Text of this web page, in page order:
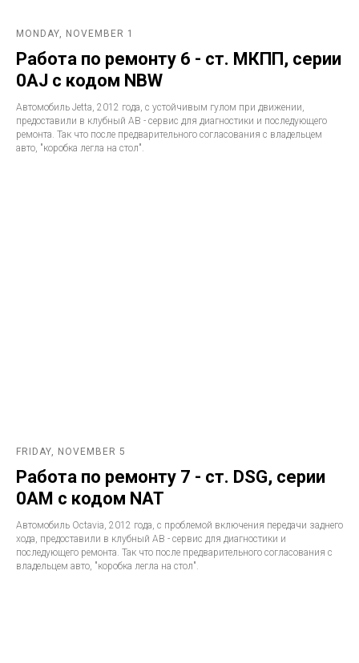
MONDAY, NOVEMBER 1
Работа по ремонту 6 - ст. МКПП, серии
0AJ с кодом NBW
Автомобиль Jetta, 2012 года, с устойчивым гулом при движении,
предоставили в клубный АВ - сервис для диагностики и последующего
ремонта. Так что после предварительного согласования с владельцем
авто, "коробка легла на стол".
FRIDAY, NOVEMBER 5
Работа по ремонту 7 - ст. DSG, серии
0AM с кодом NAT
Автомобиль Octavia, 2012 года, с проблемой включения передачи заднего
хода, предоставили в клубный АВ - сервис для диагностики и
последующего ремонта. Так что после предварительного согласования с
владельцем авто, "коробка легла на стол".